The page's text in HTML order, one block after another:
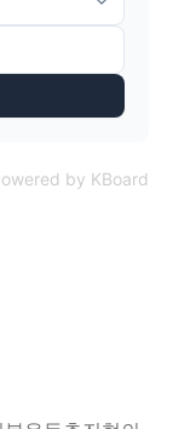
by KBoard